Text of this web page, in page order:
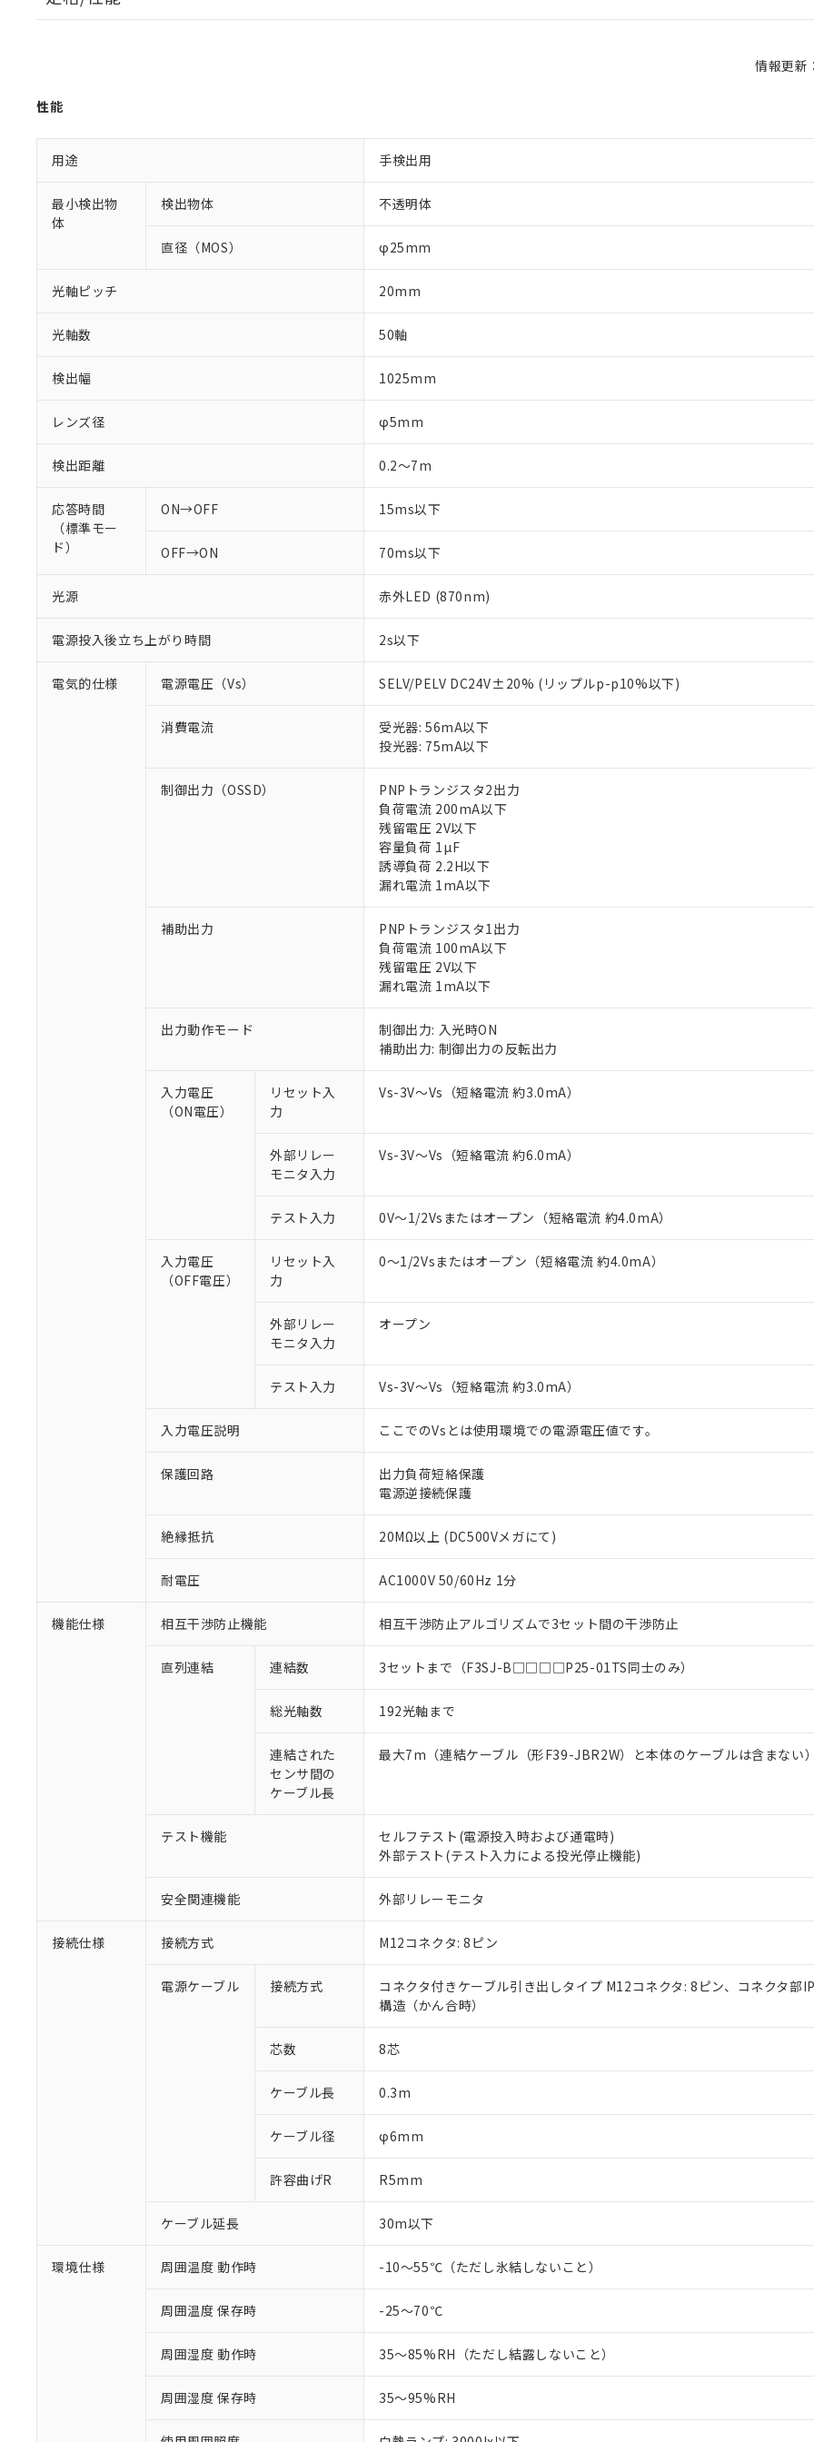
情報更新
性能
用途 手検出用
最小検出物
体
検出物体 不透明体
直径（MOS） φ25mm
光軸ピッチ 20mm
光軸数 50軸
検出幅 1025mm
レンズ径 φ5mm
検出距離 0.2～7m
応答時間
（標準モー
ド）
ON→OFF 15ms以下
OFF→ON 70ms以下
光源 赤外LED (870nm)
電源投入後立ち上がり時間 2s以下
電気的仕様 電源電圧（Vs） SELV/PELV DC24V±20% (リップルp-p10%以下)
消費電流
受光器: 56mA以下
投光器: 75mA以下
制御出力（OSSD）
PNPトランジスタ2出力
負荷電流 200mA以下
残留電圧 2V以下
容量負荷 1µF
誘導負荷 2.2H以下
漏れ電流 1mA以下
補助出力
PNPトランジスタ1出力
負荷電流 100mA以下
残留電圧 2V以下
漏れ電流 1mA以下
出力動作モード
制御出力: 入光時ON
補助出力: 制御出力の反転出力
入力電圧
（ON電圧）
リセット入
力
Vs-3V～Vs（短絡電流 約3.0mA）
外部リレー
モニタ入力
Vs-3V～Vs（短絡電流 約6.0mA）
テスト入力 0V～1/2Vsまたはオープン（短絡電流 約4.0mA）
入力電圧
（OFF電圧）
リセット入
力
0～1/2Vsまたはオープン（短絡電流 約4.0mA）
外部リレー
モニタ入力
オープン
テスト入力 Vs-3V～Vs（短絡電流 約3.0mA）
入力電圧説明 ここでのVsとは使用環境での電源電圧値です。
保護回路
出力負荷短絡保護
電源逆接続保護
絶縁抵抗 20MΩ以上 (DC500Vメガにて)
耐電圧 AC1000V 50/60Hz 1分
機能仕様 相互干渉防止機能 相互干渉防止アルゴリズムで3セット間の干渉防止
直列連結 連結数 3セットまで（F3SJ-B□□□□P25-01TS同士のみ）
総光軸数 192光軸まで
連結された
センサ間の
ケーブル長
最大7m（連結ケーブル（形F39-JBR2W）と本体のケーブルは含まない）
テスト機能
セルフテスト(電源投入時および通電時)
外部テスト(テスト入力による投光停止機能)
安全関連機能 外部リレーモニタ
接続仕様 接続方式 M12コネクタ: 8ピン
電源ケーブル 接続方式
コネクタ付きケーブル引き出しタイプ M12コネクタ: 8ピン、コネクタ部
構造（かん合時）
芯数 8芯
ケーブル長 0.3m
ケーブル径 φ6mm
許容曲げR R5mm
ケーブル延長 30m以下
環境仕様 周囲温度 動作時 -10～55℃（ただし氷結しないこと）
周囲温度 保存時 -25～70℃
周囲湿度 動作時 35～85%RH（ただし結露しないこと）
周囲湿度 保存時 35～95%RH
ご利用条件
以下の条件をお読みいただき、同意のうえご利用ください。
本サービスは、当社制御機器事業取扱商品の当社在庫状況および標準価格(税抜)を
くものです。
当社制御機器事業取扱商品の中には、本サービスの対象外となる商品もあることを
在庫状況および標準価格照会結果は、記載している更新日時点での社内データに
のであり、閲覧された時点での実際の在庫および標準価格とは異なる場合があるこ
正式な納期状況および標準価格はお客様のお取引先、またはお客様担当のオムロン
当社販売員にご相談ください。
す。
マイパーツ機能（部品リスト作成サービス）をご利用いただくには、I-Webメンバ
ている必要があります。
お客様が当ウェブサイト上で当社にご登録された部品リストについて、当社および
が、当社の製品・サービスに関するお客様との取引・商談に必要な範囲で利用す
"個人情報の共同利用に関して"
※1 対応状況
対応済み：EU RoHS指令（10物質）の非含有に対応した製品が提供可能な商品です。
対応予定：EU RoHS指令（10物質）の非含有に対応した製品に切り替える予定のある
対応予定なし：EU RoHS指令（10物質）の非含有に非対応の商品で、対応品を出す予
調査・確認中：EU RoHS指令（10物質）の非含有の対応状況を調査中または確認中の商
非該当品：ライセンス料など無形物で、有害物質有無と関係のない商品です。
があります。
*EU RoHS指令（10物質）：
鉛(Pb) 1000ppm以下、 水銀(Hg) 1000ppm以下、 カドミウム(Cd) 100ppm以下、
六価クロム(Cr(Ⅵ)) 1000ppm以下、ポリ臭化ビフェニル類(PBB) 1000ppm以下、ポリ臭化ジフェニルエーテル類
フタル酸ビス(2-エチルヘキシル) (DEHP)(別名：DOP) 1000ppm以下、フタル酸ブチルベンジル（BBP）
ル（DBP） 1000ppm以下、フタル酸ジイソブチル (DIBP) 1000ppm以下
フタル酸エステル類の４物質については閾値を超える意図的な使用がないことを確認しています。
※2 対応予定月
※3 非含有証明書ダウンロード
下記の非含有証明書をダウンロードすることができます。
EU RoHS指令（10物質）の非含有証明書
51物質の非含有証明書（当社基準）
※本証明書は発行日時点で非含有を証明するもので、過去に遡って非含有を証明するも
また、RoHS指令のフタル酸エステル類４物質の対応では、対応完了までの期間は出
混在することから備考欄に対応日を記載しておりました。
既に当社にて対応品への在庫切替を完了していることから、特段のことがない限り、
り割愛しております。
※1 中国RoHS○×表
「×」：最大均質材料含有率が中国RoHSの基準値を超えていることを示します。
「－」：未確認です。当社販売部門へお問い合わせください。
Cr(Ⅵ)(六価クロム) : 1000ppm、 PBBs(ポリ臭化ビフェニル類) : 1000ppm、 PBDEs(ポリ臭化ジフェニルエーテ
DBP(フタル酸ジブチル) : 1000ppm、 DIBP(フタル酸ジイソブチル) : 1000ppm、 BBP(フタル酸ブチルベンジル)
DEHP(フタル酸ビス(2-エチルヘキシル)) : 1000ppm
※2 環境保護使用期限
「ｅ」：有害物質（10物質）のすべてが基準値以下であることを示します。
「10」：通常の使用状況下において有害物質が外部に漏えいし、環境に深刻な影響を及
「－」：未確認です。当社販売部門へお問い合わせください。
当社は、これら貴社製品のうち、外国為替および外国貿易法に定める商品（以下｢
う）を輸出または国外への提供する場合は、日本国政府の輸出許可(または役務取
などの必要な手続きをとります。
当社は規制貨物を破棄する場合は、完全に破砕するなど、違法に輸出されないよ
ます。
当社は貴社製品を、核兵器、ミサイル、化学兵器、生物兵器またはその他武器並
置等に一切使用いたしません。
当社は、貴社製品を第三者に販売する場合は、上記1、2および3の内容を当該第三
合意する キャンセル
記
号
○ 一定数以上の在庫あり
△ 一定数には満たないが在庫あり
－
在庫なし(最新の在庫状況については、お客様のお取引先、またはお客様担当
機器販売店・当社販売員にご確認ください)
空
白
受注生産機種、また在庫状況の情報を公開していない機種